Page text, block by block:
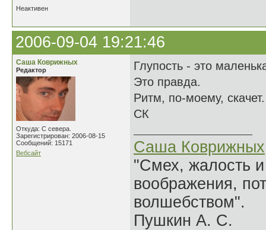
Неактивен
2006-09-04 19:21:46
Саша Коврижных
Редактор
Откуда: С севера.
Зарегистрирован: 2006-08-15
Сообщений: 15171
Вебсайт
Глупость - это
Это правда.
Ритм, по-моему, скачет.
СК
Саша Коврижных
"Смех, жалость
воображения,
волшебством".
Пушкин А. С.